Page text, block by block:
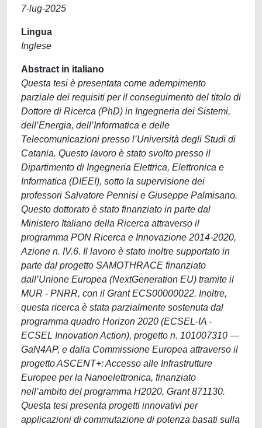
7-lug-2025
Lingua
Inglese
Abstract in italiano
Questa tesi è presentata come adempimento
parziale dei requisiti per il conseguimento del titolo di
Dottore di Ricerca (PhD) in Ingegneria dei Sistemi,
dell’Energia, dell’Informatica e delle
Telecomunicazioni presso l’Università degli Studi di
Catania. Questo lavoro è stato svolto presso il
Dipartimento di Ingegneria Elettrica, Elettronica e
Informatica (DIEEI), sotto la supervisione dei
professori Salvatore Pennisi e Giuseppe Palmisano.
Questo dottorato è stato finanziato in parte dal
Ministero Italiano della Ricerca attraverso il
programma PON Ricerca e Innovazione 2014-2020,
Azione n. IV.6. Il lavoro è stato inoltre supportato in
parte dal progetto SAMOTHRACE finanziato
dall’Unione Europea (NextGeneration EU) tramite il
MUR - PNRR, con il Grant ECS00000022. Inoltre,
questa ricerca è stata parzialmente sostenuta dal
programma quadro Horizon 2020 (ECSEL-IA -
ECSEL Innovation Action), progetto n. 101007310 —
GaN4AP, e dalla Commissione Europea attraverso il
progetto ASCENT+: Accesso alle Infrastrutture
Europee per la Nanoelettronica, finanziato
nell’ambito del programma H2020, Grant 871130.
Questa tesi presenta progetti innovativi per
applicazioni di commutazione di potenza basati sulla